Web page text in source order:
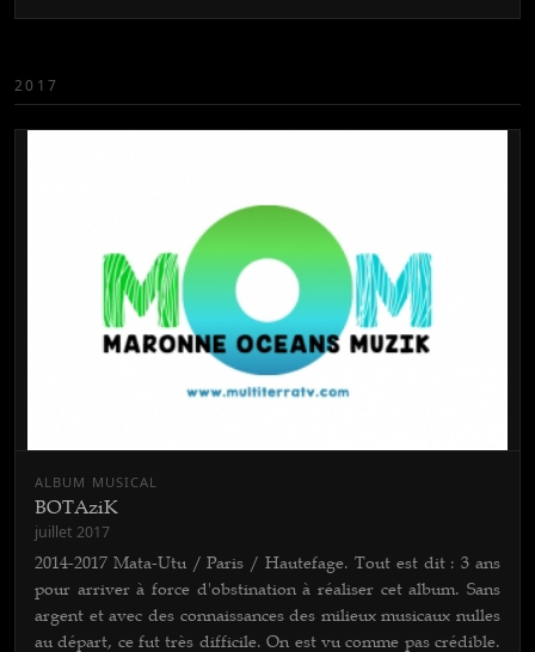
2017
ALBUM MUSICAL
BOTAziK
juillet 2017
2014-2017 Mata-Utu / Paris / Hautefage. Tout est dit : 3 ans
pour arriver à force d'obstination à réaliser cet album. Sans
argent et avec des connaissances des milieux musicaux nulles
au départ, ce fut très difficile. On est vu comme pas crédible.